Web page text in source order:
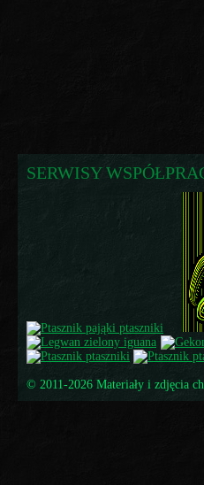
SERWISY
© 2011-2026 Materiały i zdjęcia